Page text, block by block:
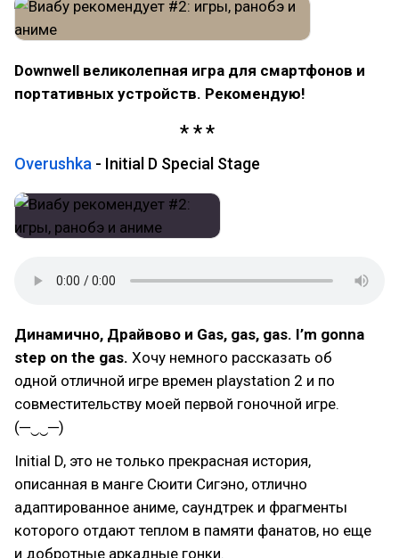
Downwell великолепная игра для смартфонов и
портативных устройств. Рекомендую!
Overushka - Initial D Special Stage
Динамично, Драйвово и Gas, gas, gas. I’m gonna
step on the gas. Хочу немного рассказать об
одной отличной игре времен playstation 2 и по
совместительству моей первой гоночной игре.
(─‿‿─)
Initial D, это не только прекрасная история,
описанная в манге Сюити Сигэно, отлично
адаптированное аниме, саундтрек и фрагменты
которого отдают теплом в памяти фанатов, но еще
и добротные аркадные гонки.